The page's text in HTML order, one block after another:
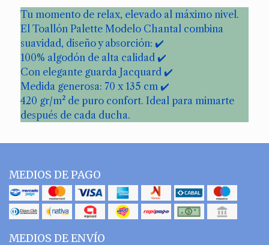
Tu momento de relax, elevado al máximo nivel.
El Toallón Palette Modelo Chantal combina
suavidad, diseño y absorción: ✔️
100% algodón de alta calidad ✔️
Con elegante guarda Jacquard ✔️
Medida generosa: 70 x 135 cm ✔️
420 gr/m² de puro confort. Ideal para mimarte
después de cada ducha.
MEDIOS DE PAGO
MEDIOS DE ENVÍO